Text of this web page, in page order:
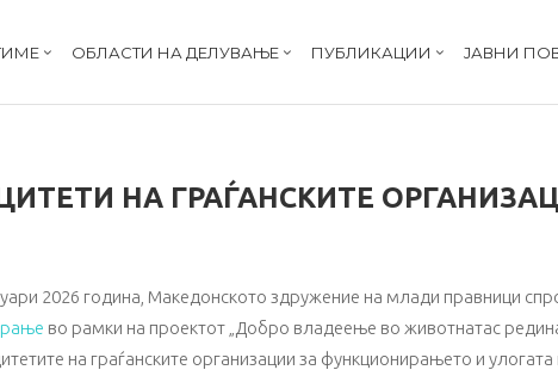
ОБЛАСТИ НА ДЕЛУВАЊЕ ПУБЛИКАЦИИ ЈАВНИ
НА ГРАЃАНСКИТЕ
2026 година, Македонското здружение на млади правници
во рамки на проектот „Добро владеење во животнатас
на граѓанските организации за функционирањето и